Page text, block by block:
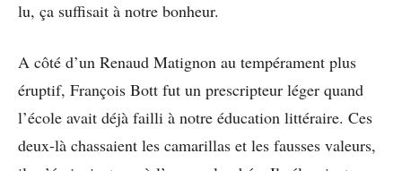
lu, ça suffisait à notre bonheur.
A côté d’un Renaud Matignon au tempérament plus
éruptif, François Bott fut un prescripteur léger quand
l’école avait déjà failli à notre éducation littéraire. Ces
deux-là chassaient les camarillas et les fausses valeurs,